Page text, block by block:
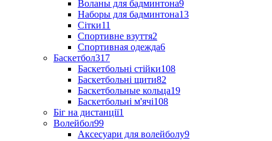
Воланы для бадминтона9
Наборы для бадминтона13
Сітки11
Спортивне взуття2
Спортивная одежда6
Баскетбол317
Баскетбольні стійки108
Баскетбольні щити82
Баскетбольные кольца19
Баскетбольні м'ячі108
Біг на дистанції1
Волейбол99
Аксесуари для волейболу9